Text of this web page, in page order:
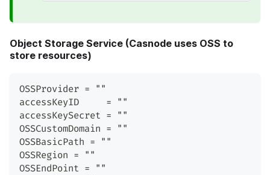
Object Storage Service (Casnode uses OSS to
store resources)
OSSProvider = ""
accessKeyID     = ""
accessKeySecret = ""
OSSCustomDomain = ""
OSSBasicPath = ""
OSSRegion = ""
OSSEndPoint = ""